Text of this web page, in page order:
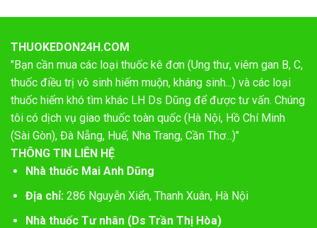
THUOKEDON24H.COM
"Bạn cần mua các loại thuốc kê đơn (Ung thư, viêm gan B, C,
thuốc điều trị vô sinh hiếm muộn, kháng sinh...) và các loại
thuốc hiếm khó tìm khác LH Ds Dũng để được tư vấn. Chúng
tôi có dịch vụ giao thuốc toàn quốc (Hà Nội, Hồ Chí Minh
(Sài Gòn), Đà Nẵng, Huế, Nha Trang, Cần Thơ...)"
THÔNG TIN LIÊN HỆ
Nhà thuốc Mai Anh Dũng
Địa chỉ:286 Nguyễn Xiển, Thanh Xuân, Hà Nội
Nhà thuốc Tư nhân (Ds Trần Thị Hòa)